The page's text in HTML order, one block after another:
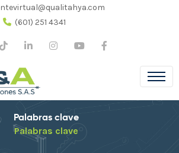
(601) 251 4341
Palabras clave
Palabras clave